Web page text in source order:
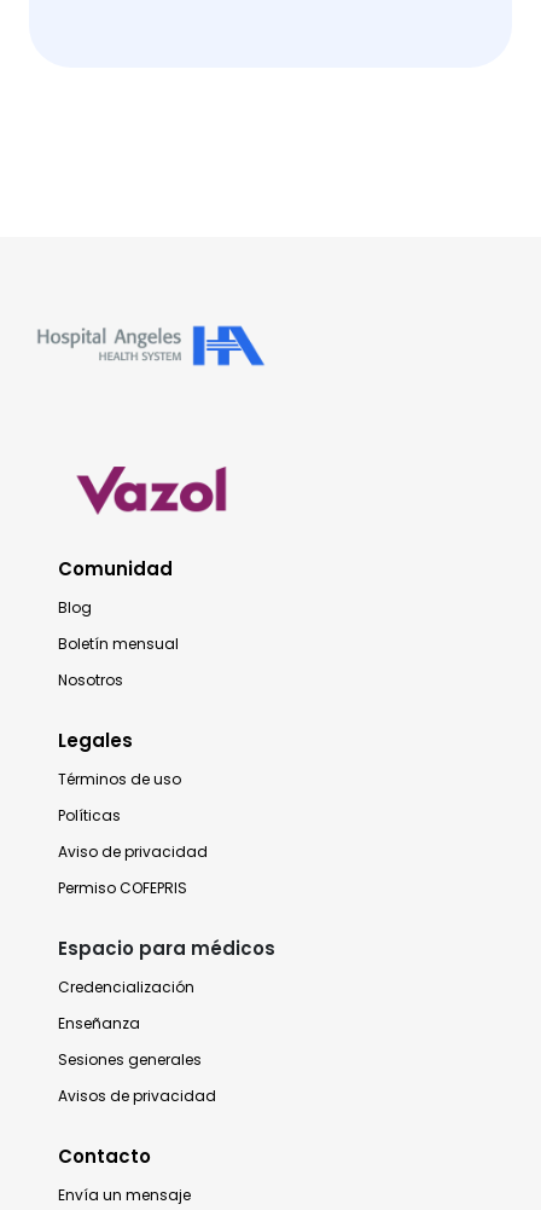
Comunidad
Blog
Boletín mensual
Nosotros
Legales
Términos de uso
Políticas
Aviso de privacidad
Permiso COFEPRIS
Espacio para médicos
Credencialización
Enseñanza
Sesiones generales
Avisos de privacidad
Contacto
Envía un mensaje